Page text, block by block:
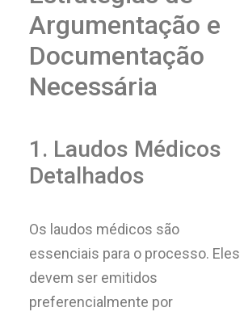
Argumentação e
Documentação
Necessária
1. Laudos Médicos
Detalhados
Os laudos médicos são
essenciais para o processo. Eles
devem ser emitidos
preferencialmente por